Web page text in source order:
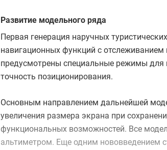
Развитие модельного ряда
Первая генерация наручных
навигационных функций с
предусмотрены специальные режимы для
точность позиционирования.
Основным направлением дальнейшей
увеличения размера экрана при
функциональных возможностей. Все
альтиметром. Еще одним нововведением